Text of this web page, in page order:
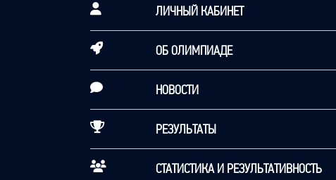
ЛИЧНЫЙ КАБИНЕТ
ОБ ОЛИМПИАДЕ
НОВОСТИ
РЕЗУЛЬТАТЫ
СТАТИСТИКА И РЕЗУЛЬТАТИВНОСТЬ